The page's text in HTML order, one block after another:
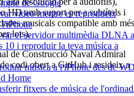
de Google
vídeo mentre es reprodueix
l'iPhone
el servidor multimèdia DLNA a
10 i reproduir la teva música a
música a l'iPhone des de
Home
fitxers de música de
HD amb suport per a subtítols i
musicals compatible amb més
lots).
de Construcció Naval Admiral
codi obert a GitHub i resideix a